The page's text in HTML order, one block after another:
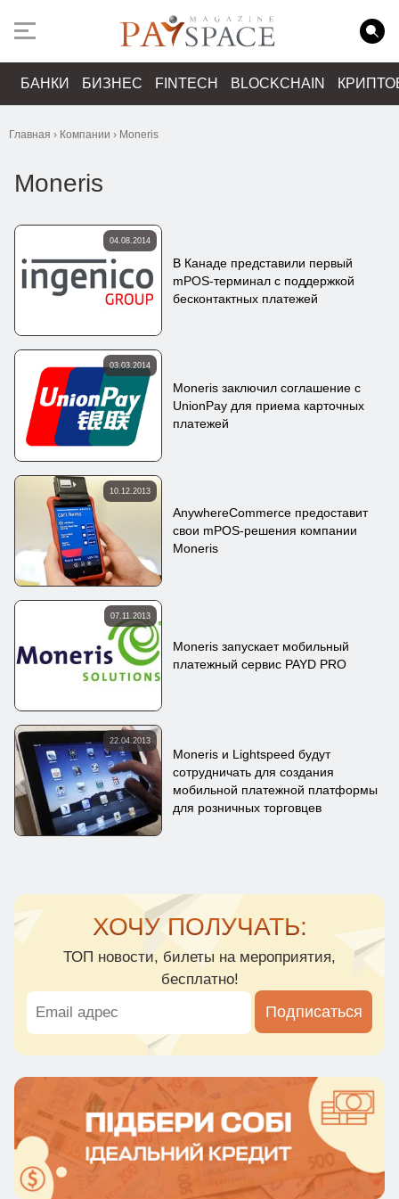
БАНКИ БИЗНЕС FINTECH BLOCKCHAIN
Главная › Компании › Moneris
Moneris
04.08.2014
В Канаде представили первый
mPOS-терминал с поддержкой
бесконтактных платежей
03.03.2014
Moneris заключил соглашение с
UnionPay для приема карточных
платежей
10.12.2013
AnywhereCommerce предоставит
свои mPOS-решения компании
Moneris
07.11.2013
Moneris запускает мобильный
платежный сервис PAYD PRO
22.04.2013
Moneris и Lightspeed будут
сотрудничать для создания
мобильной платежной платформы
для розничных торговцев
ХОЧУ ПОЛУЧАТЬ:
ТОП новости, билеты на мероприятия,
бесплатно!
Подписаться